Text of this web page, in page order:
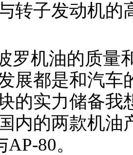
转子发动机的
罗机油的质量
展都是和汽车
的实力储备我
内的两款机油
80。